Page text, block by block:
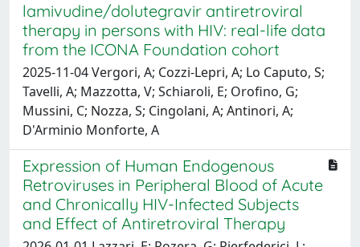
lamivudine/dolutegravir antiretroviral
therapy in persons with HIV: real-life data
from the ICONA Foundation cohort
2025-11-04 Vergori, A; Cozzi-Lepri, A; Lo Caputo, S;
Tavelli, A; Mazzotta, V; Schiaroli, E; Orofino, G;
Mussini, C; Nozza, S; Cingolani, A; Antinori, A;
D'Arminio Monforte, A
Expression of Human Endogenous
Retroviruses in Peripheral Blood of Acute
and Chronically HIV-Infected Subjects
and Effect of Antiretroviral Therapy